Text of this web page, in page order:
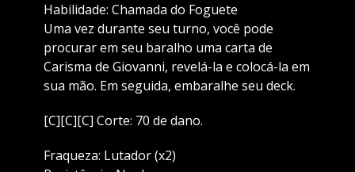
Habilidade: Chamada do Foguete
Uma vez durante seu turno, você pode
procurar em seu baralho uma carta de
Carisma de Giovanni, revelá-la e colocá-la em
sua mão. Em seguida, embaralhe seu deck.
[C][C][C] Corte: 70 de dano.
Fraqueza: Lutador (x2)